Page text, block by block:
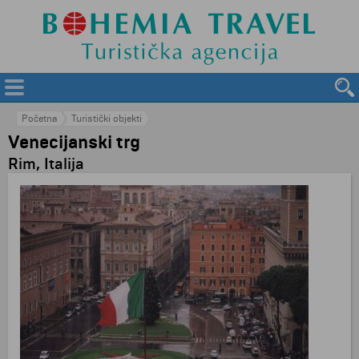
Početna Turistički objekti
Venecijanski trg
Rim, Italija